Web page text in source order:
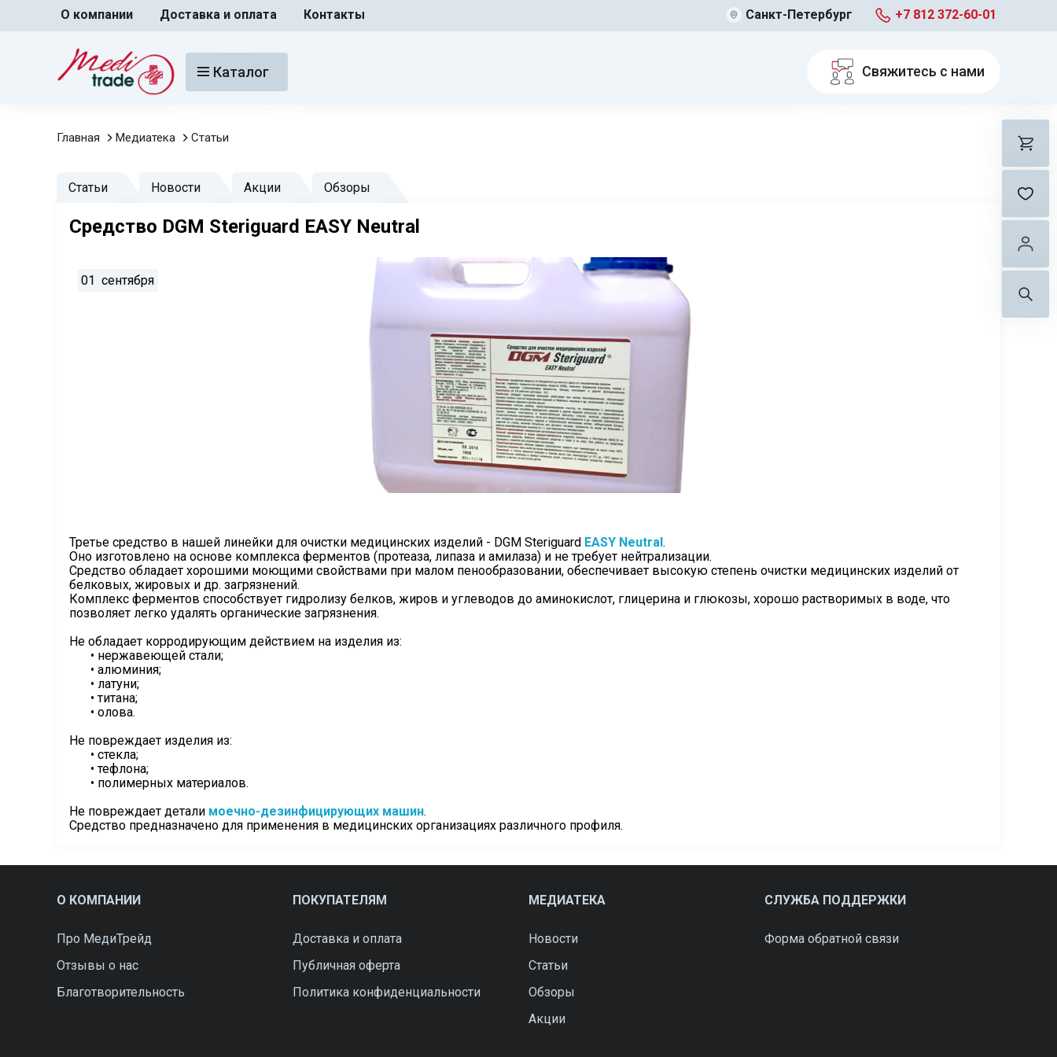
О компании Доставка и оплата Контакты Санкт-Петербург +7 812 372-60-01
Каталог Свяжитесь с нами
Главная Медиатека Статьи
Средство DGM Steriguard EASY Neutral
01 сентября
Третье средство в нашей линейки для очистки медицинских изделий - DGM Steriguard EASY Neutral.
Оно изготовлено на основе комплекса ферментов (протеаза, липаза и амилаза) и не требует нейтрализации.
Средство обладает хорошими моющими свойствами при малом пенообразовании, обеспечивает высокую степень очистки медицинских изделий от
белковых, жировых и др. загрязнений.
Комплекс ферментов способствует гидролизу белков, жиров и углеводов до аминокислот, глицерина и глюкозы, хорошо растворимых в воде, что
позволяет легко удалять органические загрязнения.
Не обладает корродирующим действием на изделия из:
• нержавеющей стали;
• алюминия;
• латуни;
• титана;
• олова.
Не повреждает изделия из:
• стекла;
• тефлона;
• полимерных материалов.
Не повреждает детали моечно-дезинфицирующих машин.
Средство предназначено для применения в медицинских организациях различного профиля.
Статьи Новости Акции Обзоры
О КОМПАНИИ
Про МедиТрейд
Отзывы о нас
Благотворительность
ПОКУПАТЕЛЯМ
Доставка и оплата
Публичная оферта
Политика конфиденциальности
МЕДИАТЕКА
Новости
Статьи
Обзоры
Акции
СЛУЖБА ПОДДЕРЖКИ
Форма обратной связи